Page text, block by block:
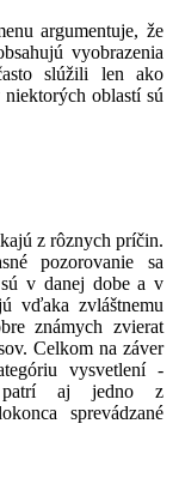
argumentuje, že
vyobrazenia
slúžili len ako
oblastí sú
z rôznych príčin.
pozorovanie sa
v danej dobe a v
vďaka zvláštnemu
známych zvierat
Celkom na záver
vysvetlení -
patrí aj jedno z
sprevádzané